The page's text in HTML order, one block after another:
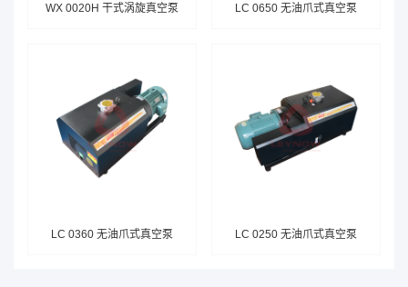
WX 0020H 干式涡旋真空泵 LC 0650 无油爪式真空泵
LC 0360 无油爪式真空泵 LC 0250 无油爪式真空泵